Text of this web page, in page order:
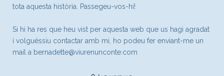
tota aquesta història. Passegeu-vos-hi!
Si hi ha res que heu vist per aquesta web que us hagi agradat
i volguéssiu contactar amb mi, ho podeu fer enviant-me un
mail a bernadette@viurenunconte.com